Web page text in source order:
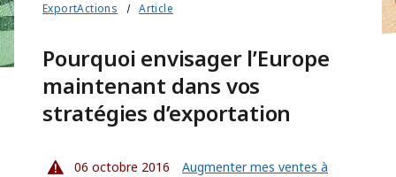
ExportActions Article
Pourquoi envisager l’Europe
maintenant dans vos
stratégies d’exportation
06 octobre 2016
Augmenter mes ventes à